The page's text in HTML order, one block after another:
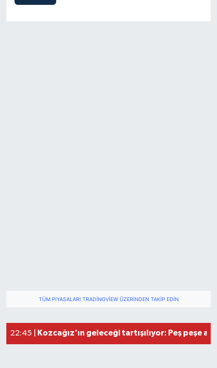
TÜM PIYASALARI TRADINGVIEW ÜZERINDEN TAKIP EDIN
22:45 | Kozcağız'ın geleceği tartışılıyor: Peş peşe